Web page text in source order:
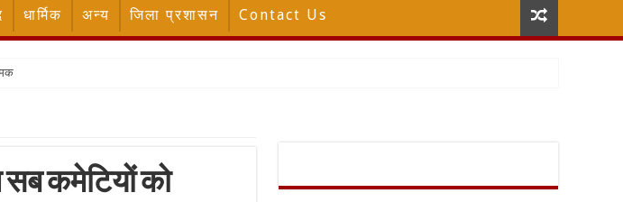
धार्मिक अन्य जिला प्रशासन Contact Us
सब कमेटियों को